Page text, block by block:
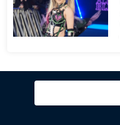
Ricerca